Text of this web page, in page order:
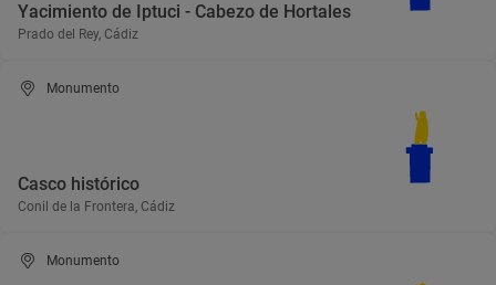
Yacimiento de Iptuci - Cabezo de Hortales
Prado del Rey, Cádiz
Monumento
Casco histórico
Conil de la Frontera, Cádiz
Monumento